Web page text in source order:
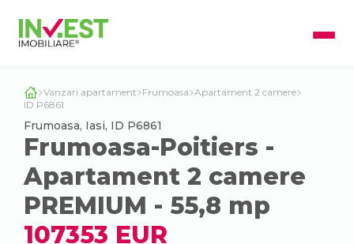
Vanzari apartament Frumoasa Apartament 2 camere
ID P6861
Frumoasa, Iasi, ID P6861
Frumoasa-Poitiers -
Apartament 2 camere
PREMIUM - 55,8 mp
107353 EUR